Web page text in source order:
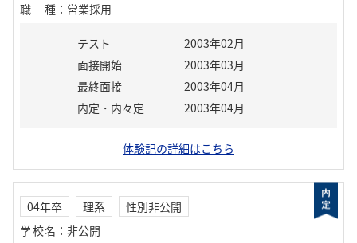
職種 ： 営業採用
テスト
2003年02月
面接開始
2003年03月
最終面接
2003年04月
内定・内々定
2003年04月
体験記の詳細はこちら
04年卒 理系
性別非公開
学校名 ： 非公開